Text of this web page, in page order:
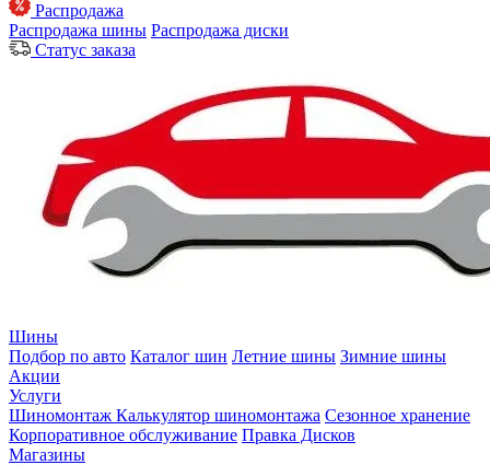
Распродажа
Распродажа шины Распродажа диски
Статус заказа
Шины
Подбор по авто Каталог шин Летние шины Зимние шины
Акции
Услуги
Шиномонтаж Калькулятор шиномонтажа Сезонное хранение
Корпоративное обслуживание Правка Дисков
Магазины